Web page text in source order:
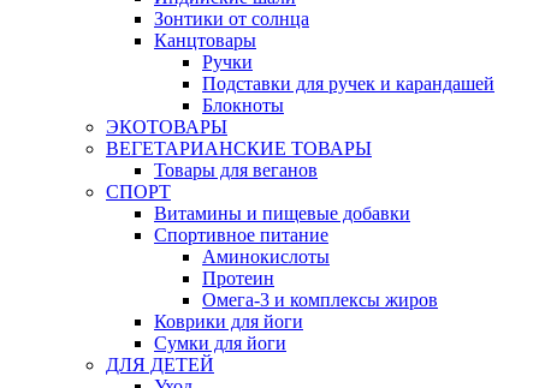
Зонтики от солнца
Канцтовары
Ручки
Подставки для ручек и карандашей
Блокноты
ЭКОТОВАРЫ
ВЕГЕТАРИАНСКИЕ ТОВАРЫ
Товары для веганов
СПОРТ
Витамины и пищевые добавки
Спортивное питание
Аминокислоты
Протеин
Омега-3 и комплексы жиров
Коврики для йоги
Сумки для йоги
ДЛЯ ДЕТЕЙ